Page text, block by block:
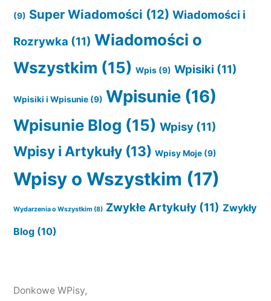
(9) Super Wiadomości (12) Wiadomości i
Rozrywka (11) Wiadomości o
Wszystkim (15) Wpis (9) Wpisiki (11)
Wpisiki i Wpisunie (9) Wpisunie (16)
Wpisunie Blog (15) Wpisy (11)
Wpisy i Artykuły (13) Wpisy Moje (9)
Wpisy o Wszystkim (17)
Wydarzenia o Wszystkim (8) Zwykłe Artykuły (11) Zwykły
Blog (10)
Donkowe WPisy,